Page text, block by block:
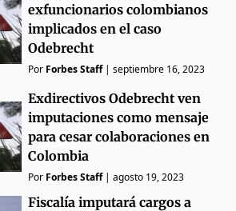
exfuncionarios colombianos
implicados en el caso
Odebrecht
Por Forbes Staff|septiembre 16, 2023
Exdirectivos Odebrecht ven
imputaciones como mensaje
para cesar colaboraciones en
Colombia
Por Forbes Staff|agosto 19, 2023
Fiscalía imputará cargos a